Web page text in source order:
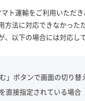
ト運輸をご利用いただき
方法に対応できなかった
以下の場合には対応し
」ボタンで画面の切り替
直接指定されている場合